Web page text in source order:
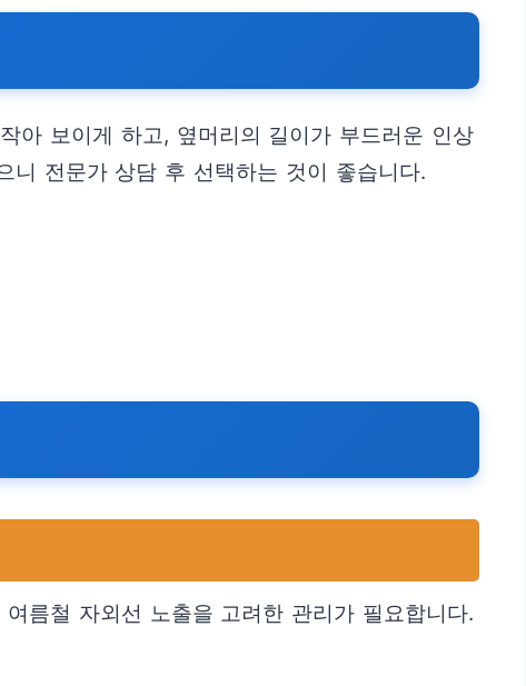
아 보이게 하고, 옆머리의 길이가 부드러운 인상
니 전문가 상담 후 선택하는 것이 좋습니다.
름철 자외선 노출을 고려한 관리가 필요합니다.